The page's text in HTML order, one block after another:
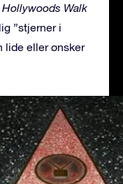
Hollywoods Walk
”stjerner i
lide eller ønsker